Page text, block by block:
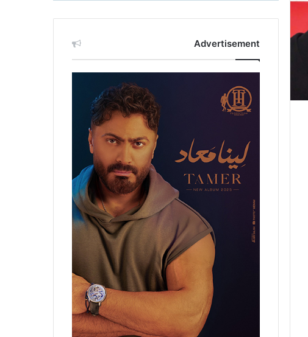
Advertisement